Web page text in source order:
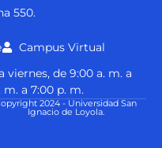
550.
Campus Virtual
viernes, de 9:00 a. m. a
m. a 7:00 p. m.
2024 - Universidad San
Ignacio de Loyola.